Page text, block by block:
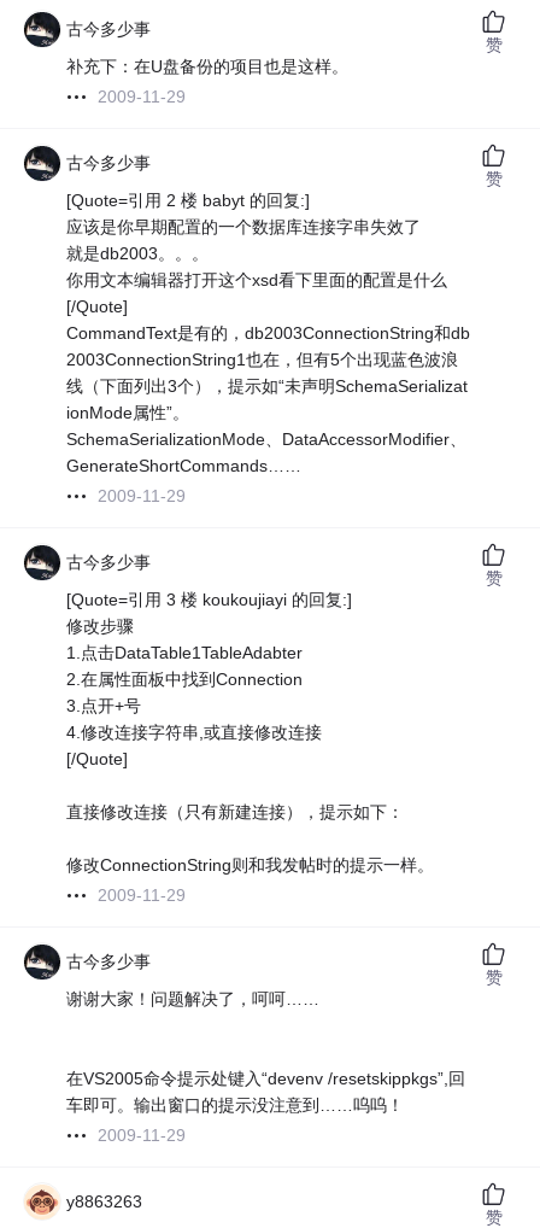
古今多少事
补充下：在U盘备份的项目也是这样。
2009-11-29
赞
古今多少事
[Quote=引用 2 楼 babyt 的回复:]
应该是你早期配置的一个数据库连接字串失效了
就是db2003。。。
你用文本编辑器打开这个xsd看下里面的配置是什么
[/Quote]
CommandText是有的，db2003ConnectionString和db
2003ConnectionString1也在，但有5个出现蓝色波浪
线（下面列出3个），提示如“未声明SchemaSerializat
ionMode属性”。
SchemaSerializationMode、DataAccessorModifier、
GenerateShortCommands……
2009-11-29
赞
古今多少事
[Quote=引用 3 楼 koukoujiayi 的回复:]
修改步骤
1.点击DataTable1TableAdabter
2.在属性面板中找到Connection
3.点开+号
4.修改连接字符串,或直接修改连接
[/Quote]
直接修改连接（只有新建连接），提示如下：
修改ConnectionString则和我发帖时的提示一样。
2009-11-29
赞
古今多少事
谢谢大家！问题解决了，呵呵……
在VS2005命令提示处键入“devenv /resetskippkgs”,回
车即可。输出窗口的提示没注意到……呜呜！
2009-11-29
赞
y8863263
赞